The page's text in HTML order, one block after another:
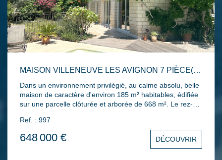
MAISON VILLENEUVE LES AVIGNON 7 PIÈCE(S) 185 M2
Dans un environnement privilégié, au calme absolu, belle
maison de caractère d'environ 185 m² habitables, édifiée
sur une parcelle clôturée et arborée de 668 m². Le rez-
séjour avec cuisine équipée ouverte, d'une véranda,
d'une buanderie, d'une salle d'eau, d'un WC indépendant
ainsi que de deux grandes chambres. À l'étage, vous
trouverez un espace de vie lumineux comprenant un
Ref. : 997
648 000 € DÉCOUVRIR